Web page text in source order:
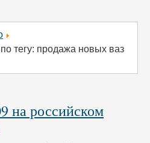
тегу: продажа новых ваз
на российском